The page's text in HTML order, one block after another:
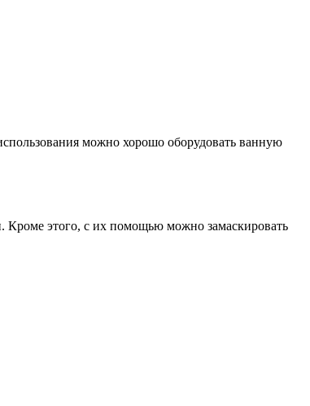
можно хорошо оборудовать ванную
Кроме этого, с их помощью можно замаскировать